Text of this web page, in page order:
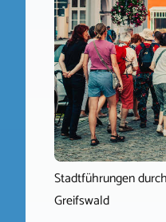
Stadtführungen
Greifswald